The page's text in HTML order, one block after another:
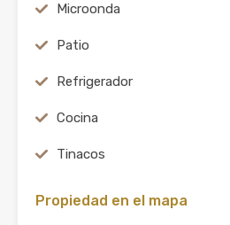
Microonda
Patio
Refrigerador
Cocina
Tinacos
Propiedad en el mapa